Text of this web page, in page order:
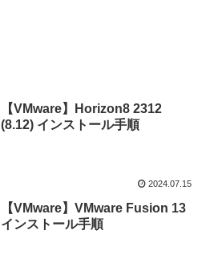
【VMware】Horizon8 2312
(8.12) インストール手順
2024.07.15
【VMware】VMware Fusion 13
インストール手順